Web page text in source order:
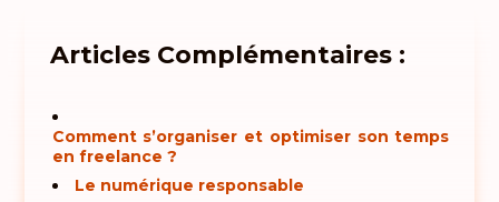
Articles Complémentaires :
Comment s’organiser et optimiser son temps
en freelance ?
Le numérique responsable